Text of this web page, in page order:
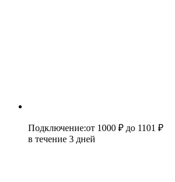
Подключение:от 1000 ₽ до 1101 ₽
в течение 3 дней